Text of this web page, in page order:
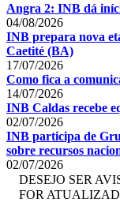
Angra 2: INB dá
04/08/2026
INB prepara nova
Caetité (BA)
17/07/2026
Como fica a
14/07/2026
INB Caldas recebe
02/07/2026
INB participa de
sobre recursos
02/07/2026
DESEJO SER
FOR